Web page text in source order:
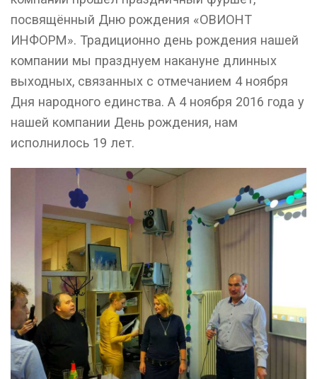
посвящённый Дню рождения «ОВИОНТ
ИНФОРМ». Традиционно день рождения нашей
компании мы празднуем накануне длинных
выходных, связанных с отмечанием 4 ноября
Дня народного единства. А 4 ноября 2016 года у
нашей компании День рождения, нам
исполнилось 19 лет.